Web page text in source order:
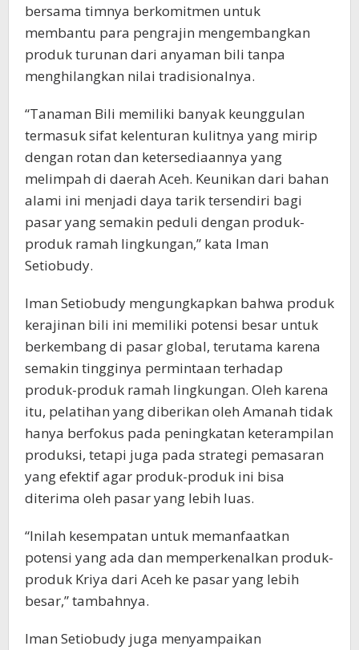
bersama timnya berkomitmen untuk
membantu para pengrajin mengembangkan
produk turunan dari anyaman bili tanpa
menghilangkan nilai tradisionalnya.
“Tanaman Bili memiliki banyak keunggulan
termasuk sifat kelenturan kulitnya yang mirip
dengan rotan dan ketersediaannya yang
melimpah di daerah Aceh. Keunikan dari bahan
alami ini menjadi daya tarik tersendiri bagi
pasar yang semakin peduli dengan produk-
produk ramah lingkungan,” kata Iman
Setiobudy.
Iman Setiobudy mengungkapkan bahwa produk
kerajinan bili ini memiliki potensi besar untuk
berkembang di pasar global, terutama karena
semakin tingginya permintaan terhadap
produk-produk ramah lingkungan. Oleh karena
itu, pelatihan yang diberikan oleh Amanah tidak
hanya berfokus pada peningkatan keterampilan
produksi, tetapi juga pada strategi pemasaran
yang efektif agar produk-produk ini bisa
diterima oleh pasar yang lebih luas.
“Inilah kesempatan untuk memanfaatkan
potensi yang ada dan memperkenalkan produk-
produk Kriya dari Aceh ke pasar yang lebih
besar,” tambahnya.
Iman Setiobudy juga menyampaikan